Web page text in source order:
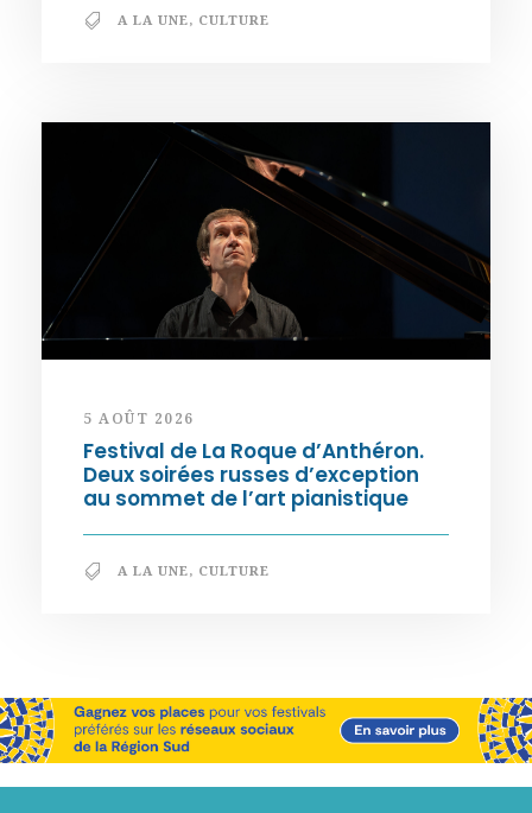
A LA UNE, CULTURE
5 AOÛT 2026
Festival de La Roque d’Anthéron.
Deux soirées russes d’exception
au sommet de l’art pianistique
A LA UNE, CULTURE